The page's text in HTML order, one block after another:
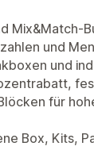
Mix&Match-
und
und
für
Box, Kits,